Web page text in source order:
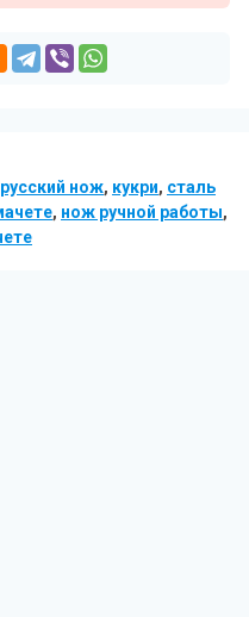
русский нож, кукри, сталь
, нож ручной работы,